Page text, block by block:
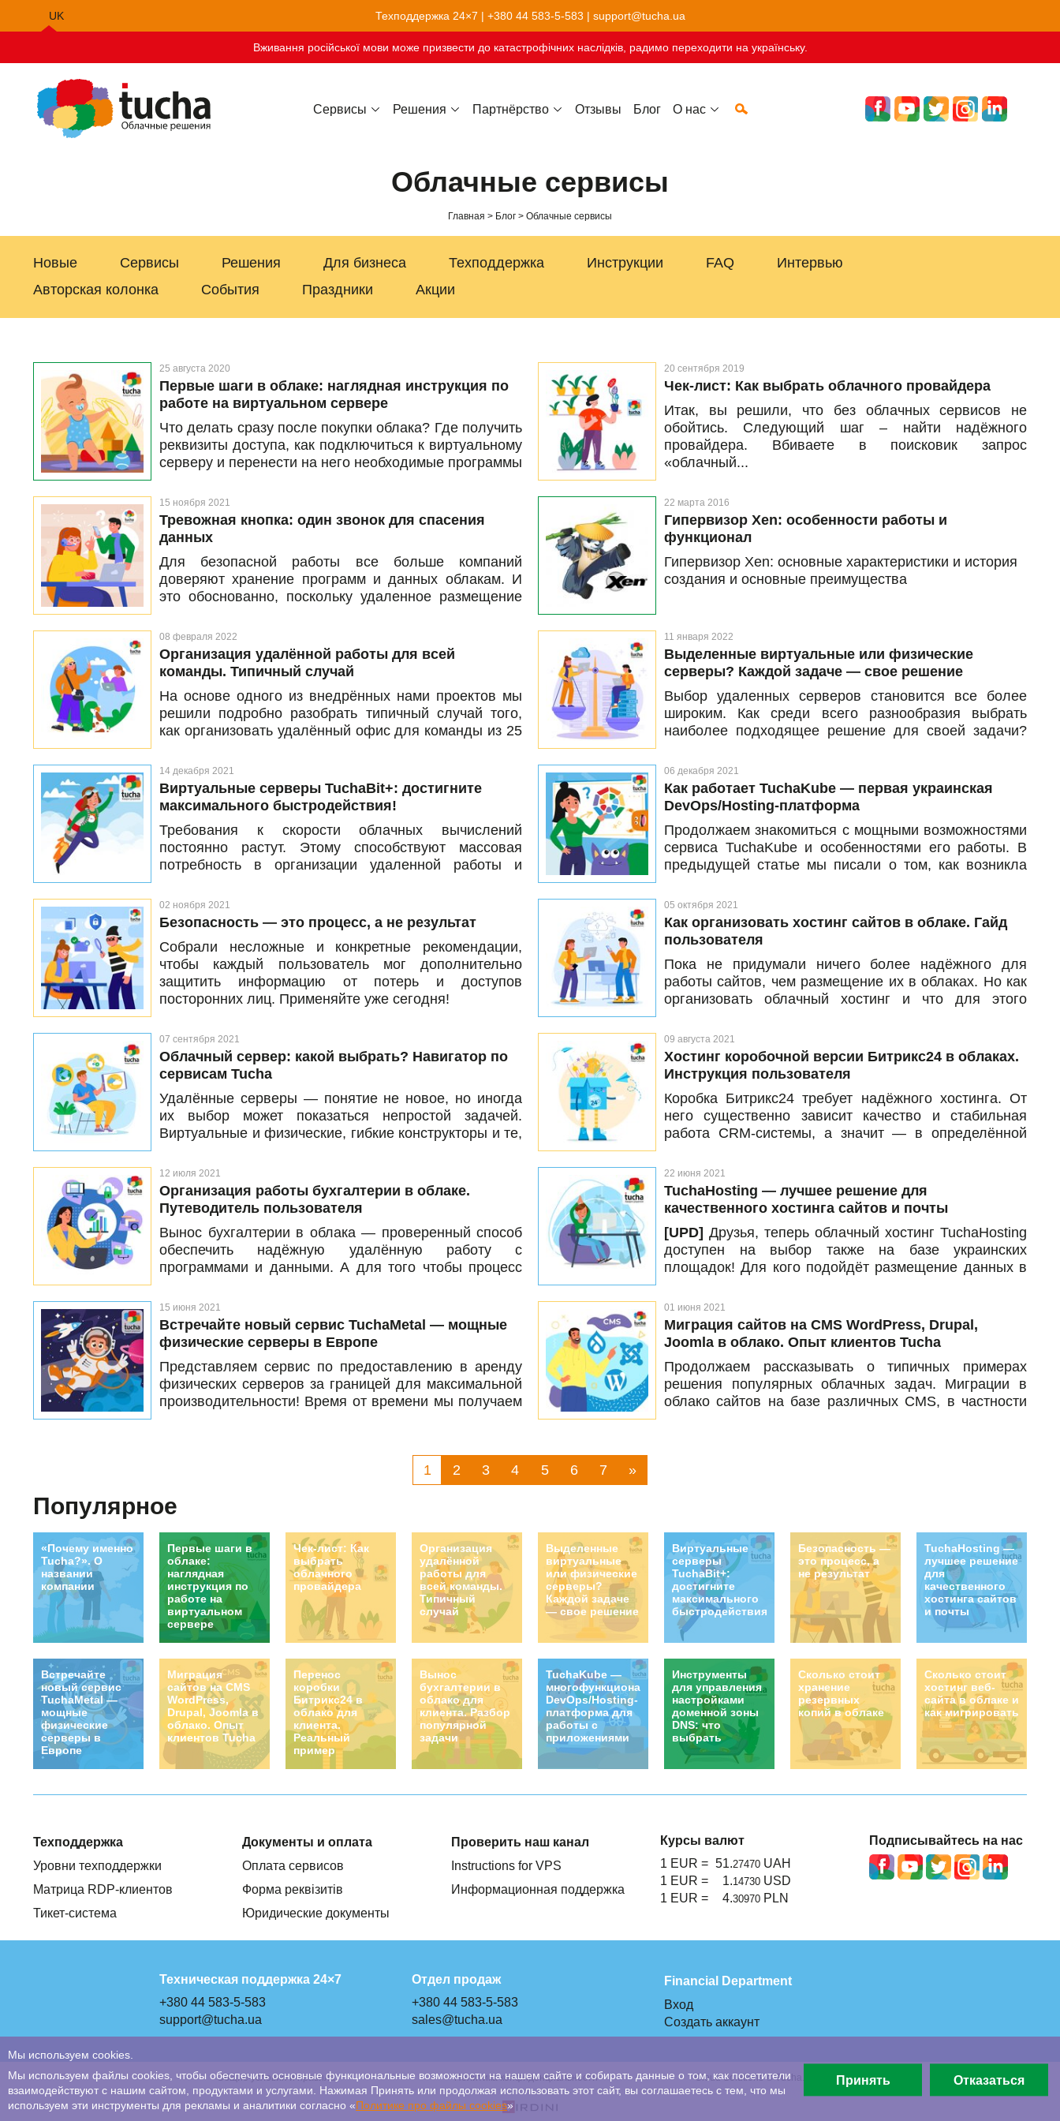
UK Техподдержка 24×7 | +380 44 583-5-583 | support@tucha.ua
Вживання російської мови може призвести до катастрофічних наслідків, радимо переходити на українську.
Сервисы Решения Партнёрство Отзывы Блог О нас
Облачные сервисы
Главная Блог Облачные сервисы
Новые Сервисы Решения Для бизнеса Техподдержка Инструкции FAQ
Интервью
Авторская колонка
События Праздники Акции
25 августа 2020
Первые шаги в облаке: наглядная инструкция по
работе на виртуальном сервере
Что делать сразу после покупки облака? Где получить
реквизиты доступа, как подключиться к виртуальному
серверу и перенести на него необходимые программы
возникнуть, если вы впервые заказали виртуальную
машину и только начинаете работу в облаке.
20 сентября 2019
Чек-лист: Как выбрать облачного провайдера
Итак, вы решили, что без облачных сервисов не
обойтись. Следующий шаг – найти надёжного
провайдера. Вбиваете в поисковик запрос
«облачный...
15 ноября 2021
Тревожная кнопка: один звонок для спасения
данных
Для безопасной работы все больше компаний
доверяют хранение программ и данных облакам. И
это обоснованно, поскольку удаленное размещение
информации. В то же время есть инструменты,
которые помогают дополнительно усилить защиту
данных на случай форс-мажоров. К примеру, если в
офис нагрянут «разбойники», которые охотятся за
важными данными. Чтобы обезопасить информацию
от попадания в руки посторонних лиц, рекомендуем
заранее настроить механизм тревожной кнопки.
22 марта 2016
Гипервизор Xen: особенности работы и
функционал
Гипервизор Xen: основные характеристики и история
создания и основные преимущества
08 февраля 2022
Организация удалённой работы для всей
команды. Типичный случай
На основе одного из внедрённых нами проектов мы
решили подробно разобрать типичный случай того,
как организовать удалённый офис для команды из 25
минимальными затратами
11 января 2022
Выделенные виртуальные или физические
серверы? Каждой задаче — свое решение
Выбор удаленных серверов становится все более
широким. Как среди всего разнообразия выбрать
наиболее подходящее решение для своей задачи?
серверов, которые мы предлагаем к аренде своим
клиентам, и выяснить, в каких случаях наиболее
полезными будут виртуальные машины с их
весомыми преимуществами, а когда есть смысл
обратить внимание на физические серверы.
14 декабря 2021
Виртуальные серверы TuchaBit+: достигните
максимального быстродействия!
Требования к скорости облачных вычислений
постоянно растут. Этому способствуют массовая
потребность в организации удаленной работы и
становится все сложнее. При этом важным критерием
остается доступная стоимость услуг. Решением,
которое соответствует сегодняшним требованиям к
облачным ресурсам и преимущества которого уже
успели оценить клиенты Tucha, является сервис
TuchaBit+. Рассказываем подробнее о его
особенностях, тарификации и принципах
06 декабря 2021
Как работает TuchaKube — первая украинская
DevOps/Hosting-платформа
Продолжаем знакомиться с мощными возможностями
сервиса TuchaKube и особенностями его работы. В
предыдущей статье мы писали о том, как возникла
процессов, хостинга приложений и данных в облаке
контейнеров, а также из чего она состоит и какие
задачи решает. Теперь рассказываем и показываем,
02 ноября 2021
Безопасность — это процесс, а не результат
Собрали несложные и конкретные рекомендации,
чтобы каждый пользователь мог дополнительно
защитить информацию от потерь и доступов
посторонних лиц. Применяйте уже сегодня!
05 октября 2021
Как организовать хостинг сайтов в облаке. Гайд
пользователя
Пока не придумали ничего более надёжного для
работы сайтов, чем размещение их в облаках. Но как
организовать облачный хостинг и что для этого
обратить внимание? Мы регулярно получаем такие
запросы от клиентов и помогаем быстрее
сориентироваться в решении этой задачи с помощью
развёрнутых материалов в блоге Tucha. А теперь
собрали все полезные статьи в одной, чтобы под
рукой всегда был пошаговый гайд. Пользуйтесь!
07 сентября 2021
Облачный сервер: какой выбрать? Навигатор по
сервисам Tucha
Удалённые серверы — понятие не новое, но иногда
их выбор может показаться непростой задачей.
Виртуальные и физические, гибкие конструкторы и те,
с дата-центрами в Украине или за границей... Чем все
они отличаются и на чём остановить выбор? Делимся
главной информацией о сервисах Tucha, на базе
которых доступна аренда виртуальных и физических
серверов. Статья поможет лучше сориентироваться и
более осознанно определить, какой именно из
сервисов подойдёт для решения той или иной
09 августа 2021
Хостинг коробочной версии Битрикс24 в облаках.
Инструкция пользователя
Коробка Битрикс24 требует надёжного хостинга. От
него существенно зависит качество и стабильная
работа CRM-системы, а значит — в определённой
всегда быть уверенными в бесперебойности работы
программного продукта, доверьте размещения
коробки нам — рекомендованному хостинг-партнёру
12 июля 2021
Организация работы бухгалтерии в облаке.
Путеводитель пользователя
Вынос бухгалтерии в облака — проверенный способ
обеспечить надёжную удалённую работу с
программами и данными. А для того чтобы процесс
неизвестными, мы собрали в одной статье подборку
полезных материалов по этой теме: от выбора
облачного провайдера до этапа непосредственной
работы с данными на сервере. Читайте, пользуйтесь
и мигрируйте уверенно!
22 июня 2021
TuchaHosting — лучшее решение для
качественного хостинга сайтов и почты
[UPD] Друзья, теперь облачный хостинг TuchaHosting
доступен на выбор также на базе украинских
площадок! Для кого подойдёт размещение данных в
в этой статье.
Бесперебойный и быстрый хостинг — залог
качественной работы сайта и корпоративной почты. В
подойдёт виртуальный хостинг (shared-хостинг) в
облаке с высоким уровнем отказоустойчивости и при
этом по доступной стоимости.
15 июня 2021
Встречайте новый сервис TuchaMetal — мощные
физические серверы в Европе
Представляем сервис по предоставлению в аренду
физических серверов за границей для максимальной
производительности! Время от времени мы получаем
причинам не подходят машины виртуальные. На
основе этого спроса и создан сервис TuchaMetal —
физические серверы в европейских
сертифицированных дата-центрах (преимущественно
партнером Tucha Sp. z o.o.
01 июня 2021
Миграция сайтов на CMS WordPress, Drupal,
Joomla в облако. Опыт клиентов Tucha
Продолжаем рассказывать о типичных примерах
решения популярных облачных задач. Миграции в
облако сайтов на базе различных CMS, в частности
1 2 3 4 5 6 7 »
Популярное
«Почему именно
Tucha?». О
названии
компании
Первые шаги в
облаке:
наглядная
инструкция по
работе на
виртуальном
сервере
Чек-лист: Как
выбрать
облачного
провайдера
Организация
удалённой
работы для
всей команды.
Типичный
случай
Выделенные
виртуальные
или физические
серверы?
Каждой задаче
— свое решение
Виртуальные
серверы
TuchaBit+:
достигните
максимального
быстродействия!
Безопасность —
это процесс, а
не результат
TuchaHosting —
лучшее решение
для
качественного
хостинга сайтов
и почты
Встречайте
новый сервис
TuchaMetal —
мощные
физические
серверы в
Европе
Миграция
сайтов на CMS
WordPress,
Drupal, Joomla в
облако. Опыт
клиентов Tucha
Перенос
коробки
Битрикс24 в
облако для
клиента.
Реальный
пример
Вынос
бухгалтерии в
облако для
клиента. Разбор
популярной
задачи
TuchaKube —
многофункциональная
DevOps/Hosting-
платформа для
работы с
приложениями
Инструменты
для управления
настройками
доменной зоны
DNS: что
выбрать
Сколько стоит
хранение
резервных
копий в облаке
Сколько стоит
хостинг веб-
сайта в облаке и
как мигрировать
Техподдержка
Уровни техподдержки
Матрица RDP-клиентов
Тикет-система
Документы и оплата
Оплата сервисов
Форма реквізитів
Юридические документы
Проверить наш канал
Instructions for VPS
Информационная поддержка
Курсы валют
1 EUR = 51.27470 UAH
1 EUR =
1.14730 USD
1 EUR =
4.30970 PLN
Подписывайтесь на нас
Техническая поддержка 24×7
+380 44 583-5-583
support@tucha.ua
Отдел продаж
+380 44 583-5-583
sales@tucha.ua
Financial Department
Вход
Создать аккаунт
Общие условия и правила Политика конфиденциальности Cloud Solutions © Tucha.ua 1998-2026
Мы используем cookies.
Мы используем файлы cookies, чтобы обеспечить основные функциональные возможности на нашем сайте и собирать данные о том, как посетители
взаимодействуют с нашим сайтом, продуктами и услугами. Нажимая Принять или продолжая использовать этот сайт, вы соглашаетесь с тем, что мы
используем эти инструменты для рекламы и аналитики согласно «Политике про файлы сookies»
Принять Отказаться